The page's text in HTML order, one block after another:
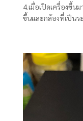
4.เมื่อเปิดเครื่องขึ้น
ขึ้นเเละกล้องที่เป็น